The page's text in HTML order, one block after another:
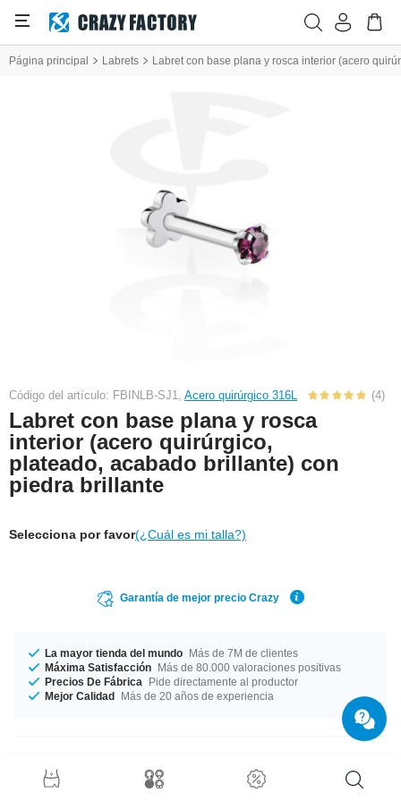
Página principal Labrets Labret con base plana y rosca interior (acero
Código del artículo: FBINLB-SJ1, Acero quirúrgico 316L (4)
Labret con base plana y rosca
interior (acero quirúrgico,
plateado, acabado brillante) con
piedra brillante
Selecciona por favor(¿Cuál es mi talla?)
Garantía de mejor precio Crazy
La mayor tienda del mundo Más de 7M de clientes
Máxima Satisfacción Más de 80.000 valoraciones positivas
Precios De Fábrica
Pide directamente al productor
Mejor Calidad Más de 20 años de experiencia
Detalles del producto